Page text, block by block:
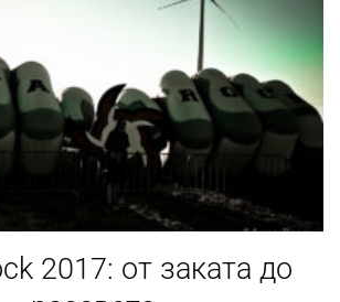
2017: от заката до